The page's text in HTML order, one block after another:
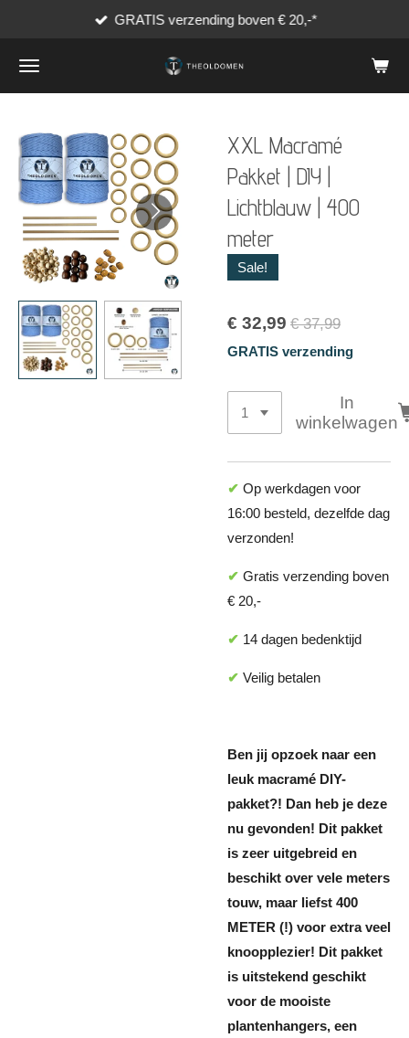
naar
de
GRATIS verzending boven € 20,-*
XXL Macramé
Pakket | DIY |
Lichtblauw | 400
meter
Sale!
€ 32,99 € 37,99
GRATIS verzending
In
winkelwagen
✔ Op werkdagen voor
16:00 besteld, dezelfde dag
verzonden!
✔ Gratis verzending boven
€ 20,-
✔ 14 dagen bedenktijd
✔ Veilig betalen
Ben jij opzoek naar een
leuk macramé DIY-
pakket?! Dan heb je deze
nu gevonden! Dit pakket
is zeer uitgebreid en
beschikt over vele meters
touw, maar liefst 400
METER (!) voor extra veel
knoopplezier! Dit pakket
is uitstekend geschikt
voor de mooiste
plantenhangers, een